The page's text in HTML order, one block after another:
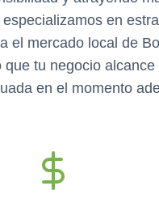
en
el mercado local de
que tu negocio alcance
en el momento